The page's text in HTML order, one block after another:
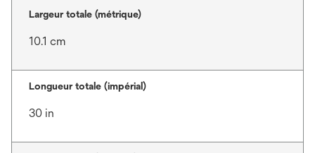
Largeur totale (métrique)
10.1 cm
Longueur totale (impérial)
30 in